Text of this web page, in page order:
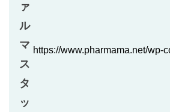
ァ
ル
マ
ス
タ
ッ
https://www.pharmama.net/wp-